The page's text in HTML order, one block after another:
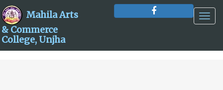
Mahila Arts
& Commerce
College, Unjha